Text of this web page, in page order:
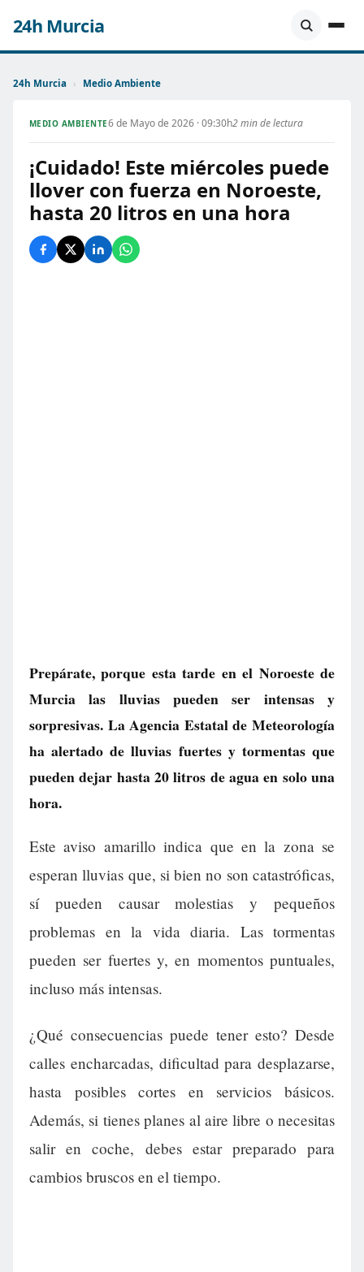
24h Murcia
24h Murcia › Medio Ambiente
MEDIO AMBIENTE6 de Mayo de 2026 · 09:30h2 min de lectura
¡Cuidado! Este miércoles puede
llover con fuerza en Noroeste,
hasta 20 litros en una hora
Prepárate, porque esta tarde en el Noroeste de
Murcia las lluvias pueden ser intensas y
sorpresivas. La Agencia Estatal de Meteorología
ha alertado de lluvias fuertes y tormentas que
pueden dejar hasta 20 litros de agua en solo una
hora.
Este aviso amarillo indica que en la zona se
esperan lluvias que, si bien no son catastróficas,
sí pueden causar molestias y pequeños
problemas en la vida diaria. Las tormentas
pueden ser fuertes y, en momentos puntuales,
incluso más intensas.
¿Qué consecuencias puede tener esto? Desde
calles encharcadas, dificultad para desplazarse,
hasta posibles cortes en servicios básicos.
Además, si tienes planes al aire libre o necesitas
salir en coche, debes estar preparado para
cambios bruscos en el tiempo.